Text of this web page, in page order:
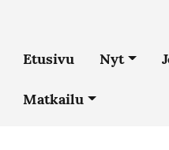
Etusivu Nyt
Matkailu